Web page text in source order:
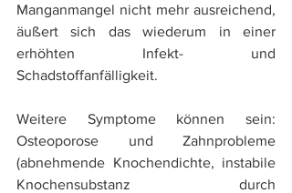
Manganmangel nicht mehr ausreichend,
äußert sich das wiederum in einer
erhöhten Infekt- und
Schadstoffanfälligkeit.
Weitere Symptome können sein:
Osteoporose und Zahnprobleme
(abnehmende Knochendichte, instabile
Knochensubstanz durch